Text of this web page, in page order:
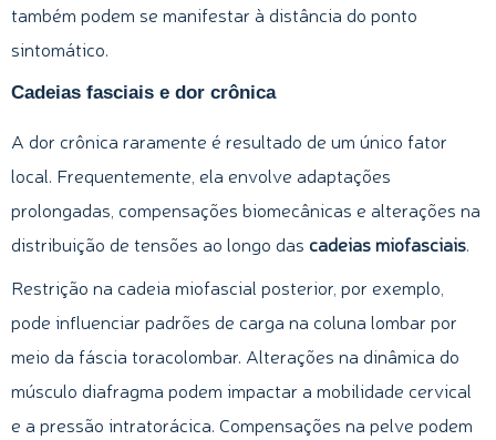
também podem se manifestar à distância do ponto
sintomático.
Cadeias fasciais e dor crônica
A dor crônica raramente é resultado de um único fator
local. Frequentemente, ela envolve adaptações
prolongadas, compensações biomecânicas e alterações na
distribuição de tensões ao longo das cadeias miofasciais.
Restrição na cadeia miofascial posterior, por exemplo,
pode influenciar padrões de carga na coluna lombar por
meio da fáscia toracolombar. Alterações na dinâmica do
músculo diafragma podem impactar a mobilidade cervical
e a pressão intratorácica. Compensações na pelve podem